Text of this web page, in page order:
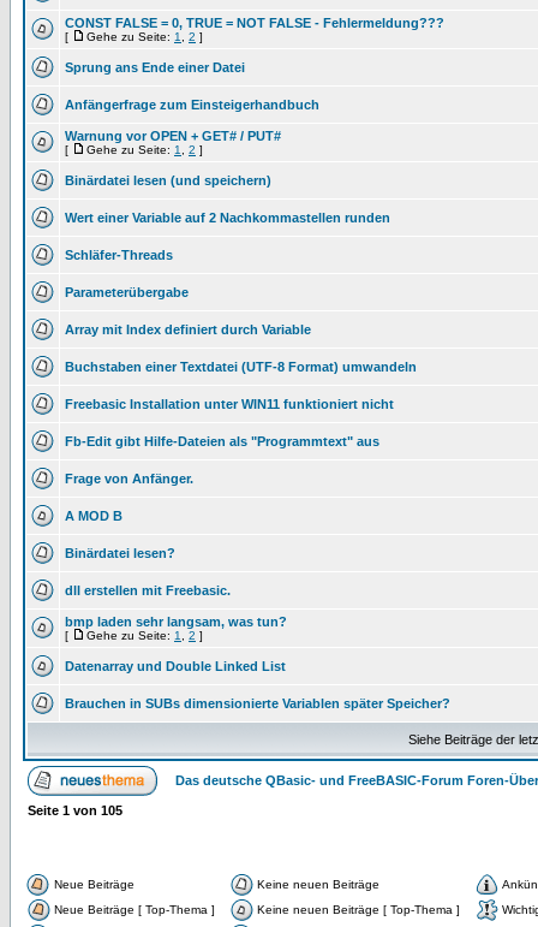
CONST FALSE = 0, TRUE = NOT FALSE - Fehlermeldung???
[ Gehe zu Seite: 1 2 ]
Sprung ans Ende einer Datei
Anfängerfrage zum Einsteigerhandbuch
Warnung vor OPEN + GET# / PUT#
[ Gehe zu Seite: 1 2 ]
Binärdatei lesen (und speichern)
Wert einer Variable auf 2 Nachkommastellen runden
Schläfer-Threads
Parameterübergabe
Array mit Index definiert durch Variable
Buchstaben einer Textdatei (UTF-8 Format) umwandeln
Freebasic Installation unter WIN11 funktioniert nicht
Fb-Edit gibt Hilfe-Dateien als "Programmtext" aus
Frage von Anfänger.
A MOD B
Binärdatei lesen?
dll erstellen mit Freebasic.
bmp laden sehr langsam, was tun?
[ Gehe zu Seite: 1 2 ]
Datenarray und Double Linked List
Brauchen in SUBs dimensionierte Variablen später Speicher?
Siehe Beiträge der
Das deutsche QBasic- und FreeBASIC-Forum Foren-
Seite 1 von 105
Neue Beiträge Keine neuen Beiträge
Neue Beiträge [ Top-Thema ]
Keine neuen Beiträge [ Top-Thema ]